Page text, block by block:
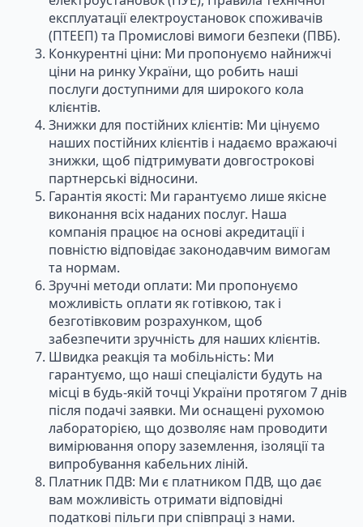
експлуатації електроустановок споживачів
(ПТЕЕП) та Промислові вимоги безпеки (ПВБ).
Конкурентні ціни: Ми пропонуємо найнижчі
ціни на ринку України, що робить наші
послуги доступними для широкого кола
клієнтів.
Знижки для постійних клієнтів: Ми цінуємо
наших постійних клієнтів і надаємо вражаючі
знижки, щоб підтримувати довгострокові
партнерські відносини.
Гарантія якості: Ми гарантуємо лише якісне
виконання всіх наданих послуг. Наша
компанія працює на основі акредитації і
повністю відповідає законодавчим вимогам
та нормам.
Зручні методи оплати: Ми пропонуємо
можливість оплати як готівкою, так і
безготівковим розрахунком, щоб
забезпечити зручність для наших клієнтів.
Швидка реакція та мобільність: Ми
гарантуємо, що наші спеціалісти будуть на
місці в будь-якій точці України протягом 7 днів
після подачі заявки. Ми оснащені рухомою
лабораторією, що дозволяє нам проводити
вимірювання опору заземлення, ізоляції та
випробування кабельних ліній.
Платник ПДВ: Ми є платником ПДВ, що дає
вам можливість отримати відповідні
податкові пільги при співпраці з нами.